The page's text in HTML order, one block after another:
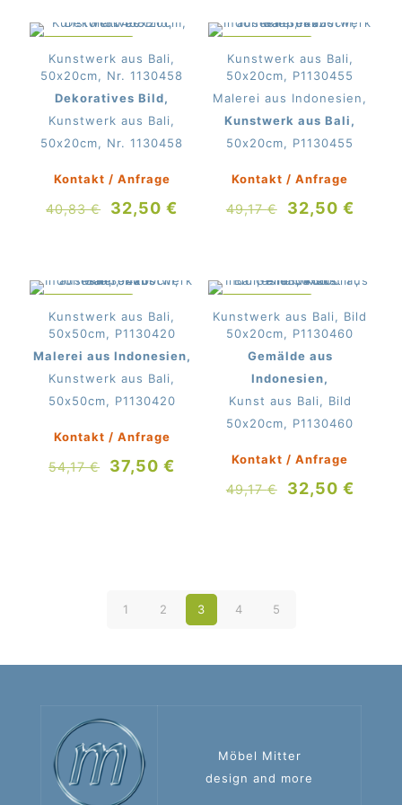
Kunstwerk aus Bali,
50x20cm, Nr. 1130458
Dekoratives Bild,
Kunstwerk aus Bali,
50x20cm, Nr. 1130458
Kontakt / Anfrage
40,83€
Ursprünglicher
32,50€ Aktueller
Kunstwerk aus Bali,
50x20cm, P1130455
Malerei aus Indonesien,
Kunstwerk aus Bali,
50x20cm, P1130455
Kontakt / Anfrage
49,17€ 32,50 €
Kunstwerk aus Bali,
50x50cm, P1130420
Malerei aus Indonesien,
Kunstwerk aus Bali,
50x50cm, P1130420
Kontakt / Anfrage
54,17€
Ursprünglicher
37,50€ Aktueller
Kunstwerk aus Bali, Bild
50x20cm, P1130460
Gemälde aus
Indonesien,
Kunst aus Bali, Bild
50x20cm, P1130460
Kontakt / Anfrage
49,17€ 32,50 €
1 2 3 4 5
Möbel Mitter
design and more